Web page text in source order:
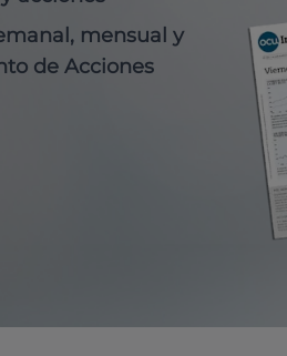
mensual y
de Acciones